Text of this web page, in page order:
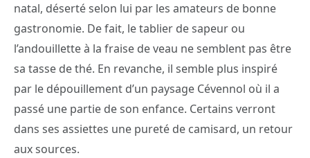
natal, déserté selon lui par les amateurs de bonne
gastronomie. De fait, le tablier de sapeur ou
l’andouillette à la fraise de veau ne semblent pas être
sa tasse de thé. En revanche, il semble plus inspiré
par le dépouillement d’un paysage Cévennol où il a
passé une partie de son enfance. Certains verront
dans ses assiettes une pureté de camisard, un retour
aux sources.